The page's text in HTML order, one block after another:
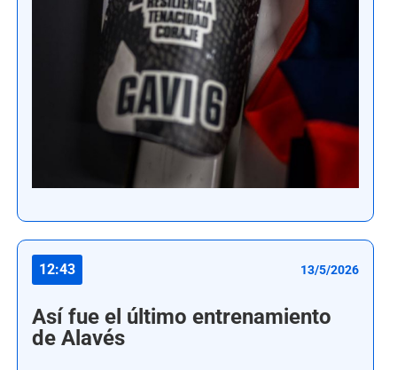
12:43 13/5/2026
Así fue el último entrenamiento
de Alavés